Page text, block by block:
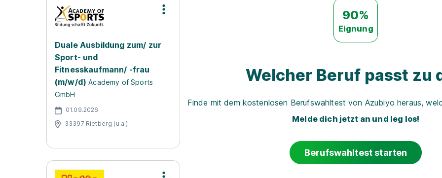
Duale Ausbildung zum/ zur
Sport- und
Fitnesskaufmann/ -frau
(m/w/d) Academy of Sports
GmbH
01.09.2026
33397 Rietberg (u.a.)
90%
Eignung
Welcher Beruf passt zu
Finde mit dem kostenlosen Berufswahltest von Azubiyo heraus,
Melde dich jetzt an und leg los!
Berufswahltest starten